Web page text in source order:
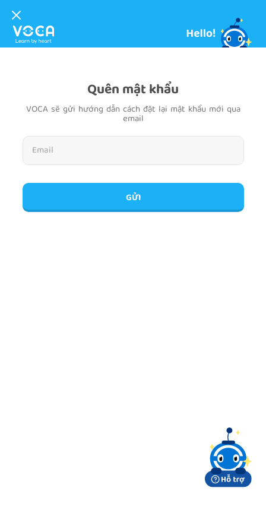
Quên mật khẩu
VOCA sẽ gửi hướng dẫn cách đặt lại mật khẩu mới qua
email
GỬI